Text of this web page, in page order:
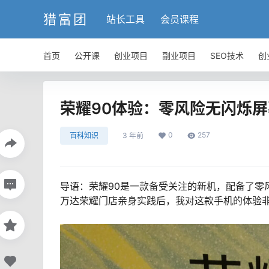
猎富团 站长工具 会员课程
首页 公开课 创业项目 副业项目 SEO技术 创
荣耀90体验：零风险无闪烁
百科知识 3 年前 0 257
导语：荣耀90是一款备受关注的新机，配备了
万达荣耀门店亲身实践后，我对这款手机的体